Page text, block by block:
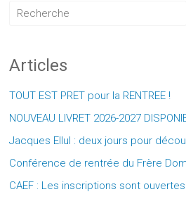
Articles
TOUT EST PRET pour la RENTREE !
NOUVEAU LIVRET 2026-2027
Jacques Ellul : deux jours pour
Conférence de rentrée du Frère
CAEF : Les inscriptions sont